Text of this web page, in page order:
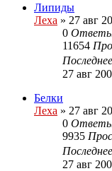
Липиды
Леха » 27 авг
0
11654
27 авг
Белки
Леха » 27 авг
0
9935
27 авг